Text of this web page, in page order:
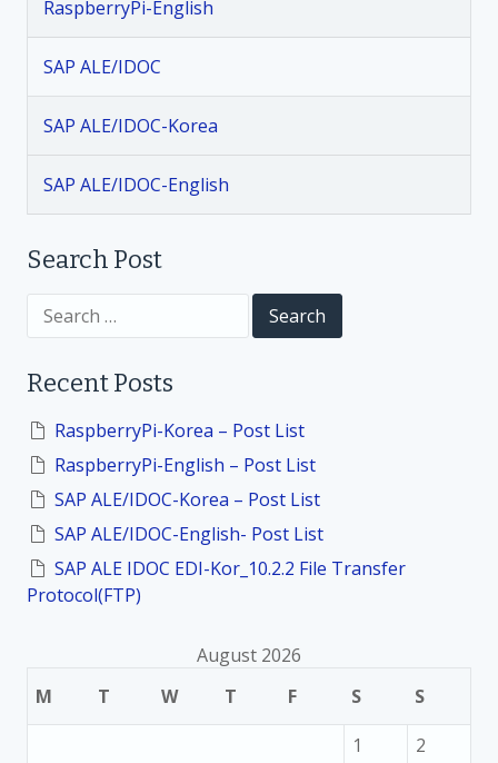
g
a
i
o
n
RaspberryPi-English
SAP ALE/IDOC
SAP ALE/IDOC-Korea
SAP ALE/IDOC-English
Search Post
c
o
Recent Posts
RaspberryPi-Korea – Post List
RaspberryPi-English – Post List
SAP ALE/IDOC-Korea – Post List
SAP ALE/IDOC-English- Post List
SAP ALE IDOC EDI-Kor_10.2.2 File Transfer
Protocol(FTP)
August 2026
M
T W T F S S
1
2